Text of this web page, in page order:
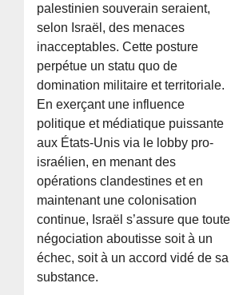
palestinien souverain seraient,
selon Israël, des menaces
inacceptables. Cette posture
perpétue un statu quo de
domination militaire et territoriale.
En exerçant une influence
politique et médiatique puissante
aux États-Unis via le lobby pro-
israélien, en menant des
opérations clandestines et en
maintenant une colonisation
continue, Israël s’assure que toute
négociation aboutisse soit à un
échec, soit à un accord vidé de sa
substance.